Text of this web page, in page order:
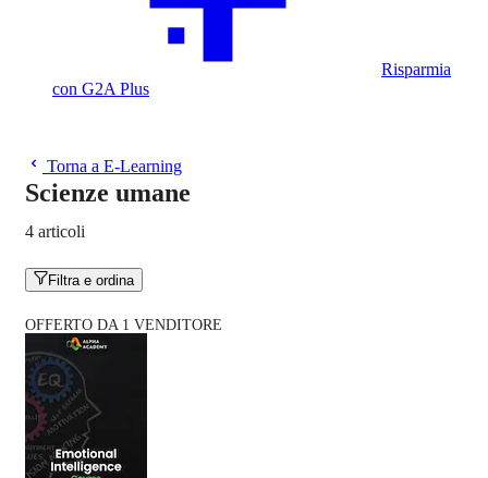
Risparmia
con G2A Plus
Torna a E-Learning
Scienze umane
4 articoli
Filtra e ordina
OFFERTO DA 1 VENDITORE